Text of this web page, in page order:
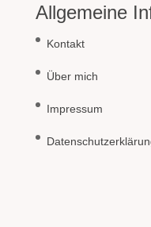
Allgemeine
Kontakt
Über mich
Impressum